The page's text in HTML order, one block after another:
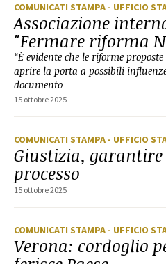
COMUNICATI STAMPA - UFFICIO
Associazione
"Fermare riforma
“È evidente che le riforme
aprire la porta a possibili
documento
15 ottobre 2025
COMUNICATI STAMPA - UFFICIO
Giustizia,
processo
15 ottobre 2025
COMUNICATI STAMPA - UFFICIO
Verona: cordoglio